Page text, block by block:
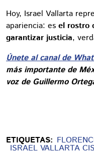
Hoy, Israel Vallarta
apariencia: es el rostro
garantizar justicia,
Únete al canal de
más importante de
voz de Guillermo
ETIQUETAS:
ISRAEL VALLARTA